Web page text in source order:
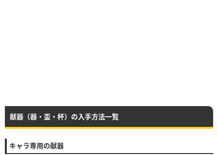
献器（器・盃・杯）の入手方法一覧
キャラ専用の献器